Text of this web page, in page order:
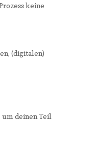
keine
(digitalen)
deinen Teil